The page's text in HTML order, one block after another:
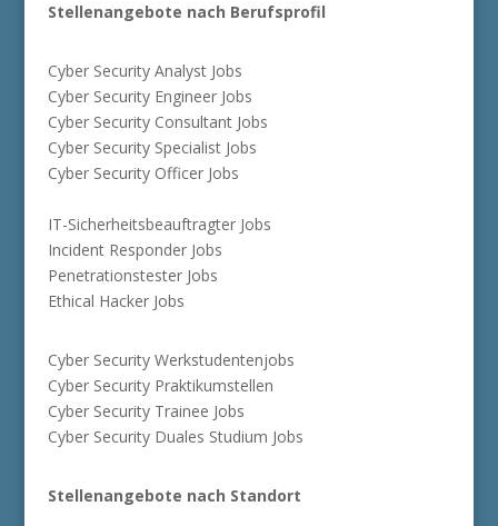
Stellenangebote nach Berufsprofil
Cyber Security Analyst Jobs
Cyber Security Engineer Jobs
Cyber Security Consultant Jobs
Cyber Security Specialist Jobs
Cyber Security Officer Jobs
IT-Sicherheitsbeauftragter Jobs
Incident Responder Jobs
Penetrationstester Jobs
Ethical Hacker Jobs
Cyber Security Werkstudentenjobs
Cyber Security Praktikumstellen
Cyber Security Trainee Jobs
Cyber Security Duales Studium Jobs
Stellenangebote nach Standort